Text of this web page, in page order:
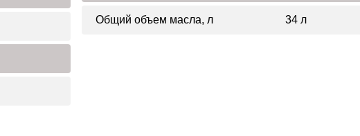
Общий объем масла, л 34 л